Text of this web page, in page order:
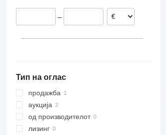
312
318
319
320
321
322
435S
8018
8025
8026
8030
8035
3369
Pecolift
R-series
Toucan
XR
–
Тип на оглас
продажба
аукција
од производителот
лизинг